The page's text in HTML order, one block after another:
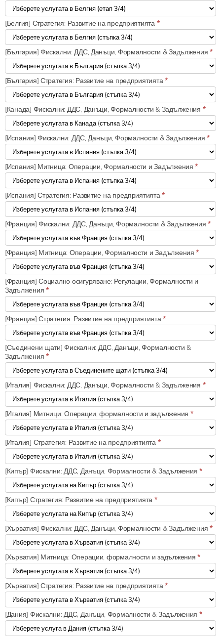
[Белгия] Стратегия: Развитие на предприятията *
[България] Фискални: ДДС, Данъци, Формалности & Задължения*
[България] Стратегия: Развитие на предприятията*
[Канада] Фискални: ДДС, Данъци, Формалности & Задължения *
[Испания] Фискални: ДДС, Данъци, Формалности & Задължения*
[Испания] Митница: Операции, Формалности и Задължения*
[Испания] Стратегия: Развитие на предприятията*
[Франция] Фискални: ДДС, Данъци, Формалности & Задължения*
[Франция] Митница: Операции, Формалности и Задължения*
[Франция] Социално осигуряване: Регулации, Формалности и
Задължения*
[Франция] Стратегия: Развитие на предприятията*
[Съединени щати] Фискални: ДДС, Данъци, Формалности &
Задължения*
[Италия] Фискални: ДДС, Данъци, Формалности & Задължения *
[Италия] Митници: Операции, формалности и задължения *
[Италия] Стратегия: Развитие на предприятията *
[Кипър] Фискални: ДДС, Данъци, Формалности & Задължения *
[Кипър] Стратегия: Развитие на предприятията *
[Хърватия] Фискални: ДДС, Данъци, Формалности & Задължения*
[Хърватия] Митница: Операции, формалности и задължения*
[Хърватия] Стратегия: Развитие на предприятията*
[Дания] Фискални: ДДС, Данъци, Формалности & Задължения *